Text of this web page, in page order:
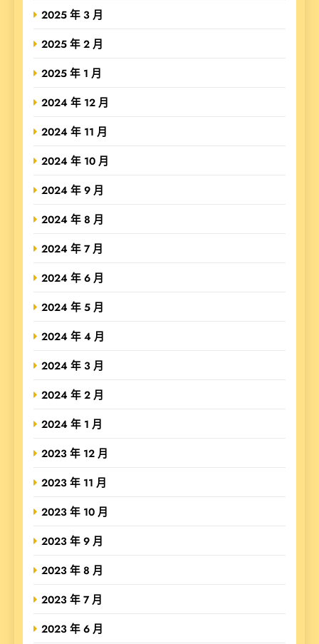
2025 年 3 月
2025 年 2 月
2025 年 1 月
2024 年 12 月
2024 年 11 月
2024 年 10 月
2024 年 9 月
2024 年 8 月
2024 年 7 月
2024 年 6 月
2024 年 5 月
2024 年 4 月
2024 年 3 月
2024 年 2 月
2024 年 1 月
2023 年 12 月
2023 年 11 月
2023 年 10 月
2023 年 9 月
2023 年 8 月
2023 年 7 月
2023 年 6 月